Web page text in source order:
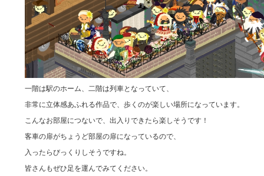
一階は駅のホーム、二階は列車となっていて、
非常に立体感あふれる作品で、歩くのが楽しい場所になっています。
こんなお部屋につないで、出入りできたら楽しそうです！
客車の扉がちょうど部屋の扉になっているので、
入ったらびっくりしそうですね。
皆さんもぜひ足を運んでみてください。